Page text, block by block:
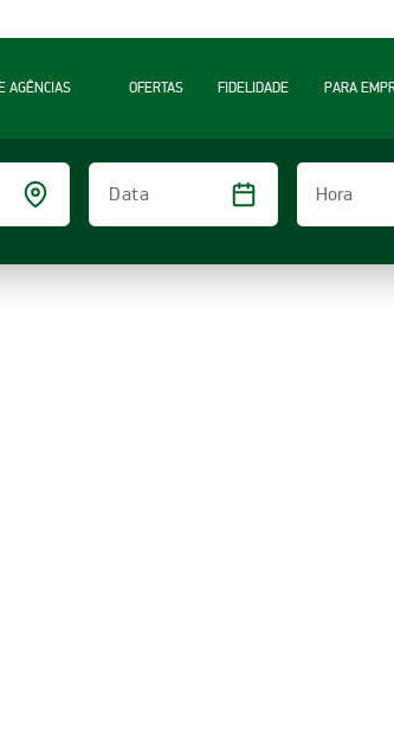
AGÊNCIAS OFERTAS FIDELIDADE PARA
Data
Hora